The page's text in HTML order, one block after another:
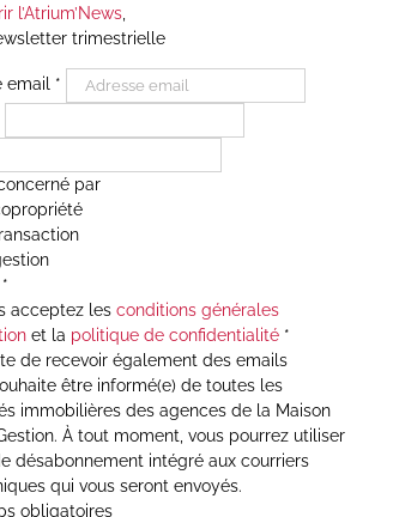
l’Atrium’News,
trimestrielle
email *
par
*
acceptez les conditions générales
et la politique de confidentialité*
de recevoir également des emails
être informé(e) de toutes les
immobilières des agences de la Maison
À tout moment, vous pourrez utiliser
désabonnement intégré aux courriers
qui vous seront envoyés.
obligatoires